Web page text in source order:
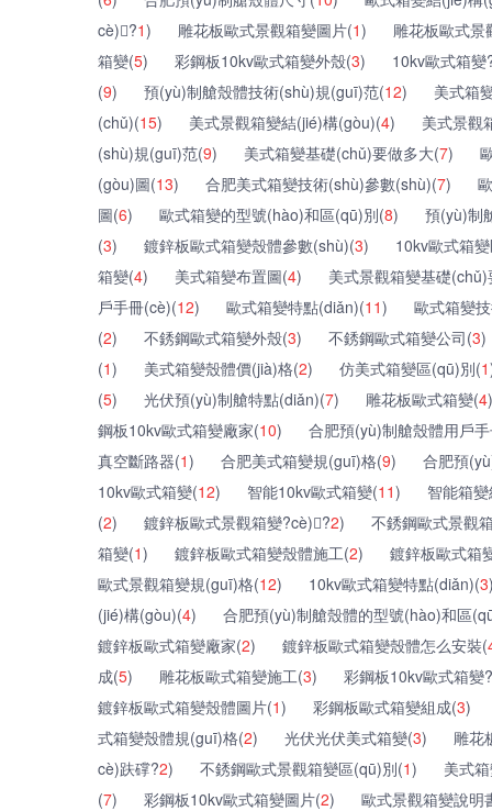
cè)?1) 雕花板歐式景觀箱變圖片(1)
雕花板歐式景
箱變(5) 彩鋼板10kv歐式箱變外殼(3)
10kv歐式箱
(9) 預(yù)制艙殼體技術(shù)規(guī)范(12)
美式箱
(chǔ)(15) 美式景觀箱變結(jié)構(gòu)(4)
美式景觀
(shù)規(guī)范(9) 美式箱變基礎(chǔ)要做多大(7)
(gòu)圖(13) 合肥美式箱變技術(shù)參數(shù)(7)
圖(6) 歐式箱變的型號(hào)和區(qū)別(8)
預(yù)制
(3) 鍍鋅板歐式箱變殼體參數(shù)(3)
10kv歐式箱
箱變(4) 美式箱變布置圖(4)
美式景觀箱變基礎
戶手冊(cè)(12) 歐式箱變特點(diǎn)(11)
歐式箱變
(2) 不銹鋼歐式箱變外殼(3) 不銹鋼歐式箱變公司(3)
(1) 美式箱變殼體價(jià)格(2) 仿美式箱變區(qū)別(1
(5) 光伏預(yù)制艙特點(diǎn)(7) 雕花板歐式箱變(4)
鋼板10kv歐式箱變廠家(10)
合肥預(yù)制艙殼體用戶
真空斷路器(1) 合肥美式箱變規(guī)格(9)
合肥預
10kv歐式箱變(12) 智能10kv歐式箱變(11)
智能箱
(2) 鍍鋅板歐式景觀箱變?cè)?2)
不銹鋼歐式景觀
箱變(1) 鍍鋅板歐式箱變殼體施工(2)
鍍鋅板歐式箱
歐式景觀箱變規(guī)格(12) 10kv歐式箱變特點(diǎn)(3
(jié)構(gòu)(4)
合肥預(yù)制艙殼體的型號(hào)和區
鍍鋅板歐式箱變廠家(2) 鍍鋅板歐式箱變殼體怎么安裝(
成(5) 雕花板歐式箱變施工(3)
彩鋼板10kv歐式箱變
鍍鋅板歐式箱變殼體圖片(1) 彩鋼板歐式箱變組成(3)
式箱變殼體規(guī)格(2) 光伏光伏美式箱變(3)
雕花
cè)趺礃?2) 不銹鋼歐式景觀箱變區(qū)別(1)
美式
(7) 彩鋼板10kv歐式箱變圖片(2) 歐式景觀箱變說明